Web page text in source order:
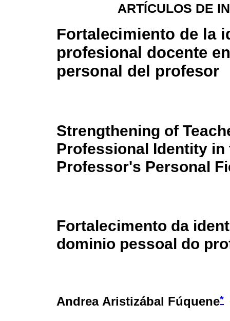
ARTÍCULOS DE
Fortalecimiento de la
profesional docente
personal del profesor
Strengthening of
Professional Identity in
Professor's Personal
Fortalecimento da
dominio pessoal do
Andrea Aristizábal Fúquene*